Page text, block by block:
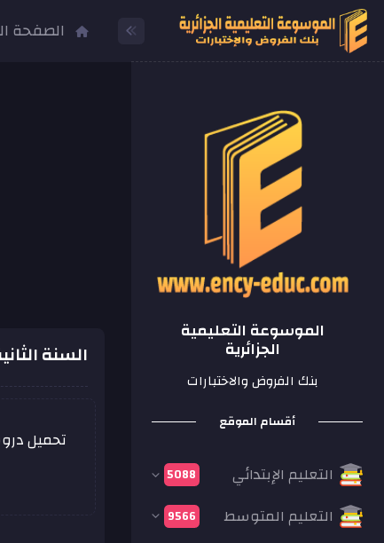
الصفحة
الموسوعة التعليمية
الجزائرية
بنك الفروض والاختبارات
أقسام الموقع
التعليم الإبتدائي 5088
التعليم المتوسط 9566
السنة
تحميل